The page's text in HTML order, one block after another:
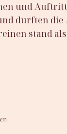
und
durften
stand